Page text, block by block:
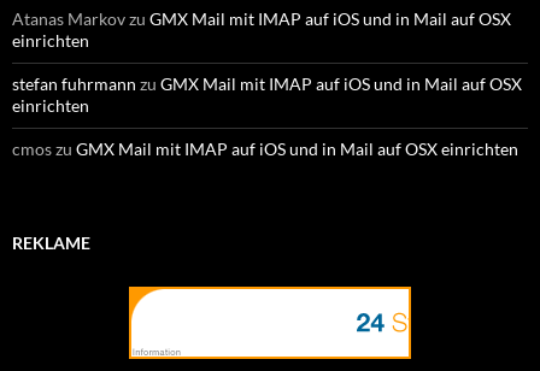
Atanas Markovzu GMX Mail mit IMAP auf iOS und in Mail auf OSX
einrichten
stefan fuhrmann zu GMX Mail mit IMAP auf iOS und in Mail auf OSX
einrichten
cmoszu GMX Mail mit IMAP auf iOS und in Mail auf OSX einrichten
REKLAME